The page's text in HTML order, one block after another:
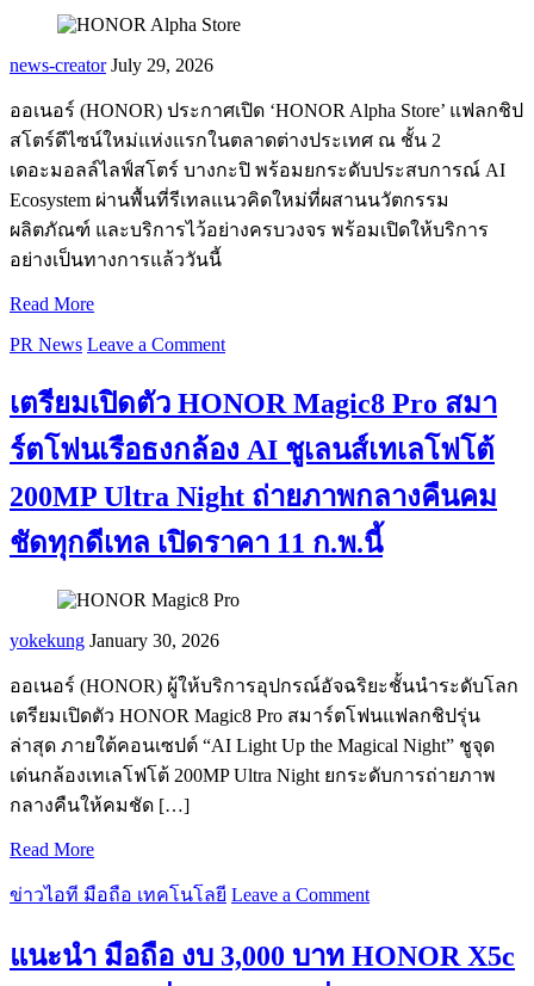
news-creator July 29, 2026
ออเนอร์ (HONOR) ประกาศเปิด ‘HONOR Alpha Store’ แฟลกชิป
สโตร์ดีไซน์ใหม่แห่งแรกในตลาดต่างประเทศ ณ ชั้น 2
เดอะมอลล์ไลฟ์สโตร์ บางกะปิ พร้อมยกระดับประสบการณ์ AI
Ecosystem ผ่านพื้นที่รีเทลแนวคิดใหม่ที่ผสานนวัตกรรม
ผลิตภัณฑ์ และบริการไว้อย่างครบวงจร พร้อมเปิดให้บริการ
อย่างเป็นทางการแล้ววันนี้
Read More
PR News Leave a Comment
เตรียมเปิดตัว HONOR Magic8 Pro สมา
ร์ตโฟนเรือธงกล้อง AI ชูเลนส์เทเลโฟโต้
200MP Ultra Night ถ่ายภาพกลางคืนคม
ชัดทุกดีเทล เปิดราคา 11 ก.พ.นี้
yokekung January 30, 2026
ออเนอร์ (HONOR) ผู้ให้บริการอุปกรณ์อัจฉริยะชั้นนำระดับโลก
เตรียมเปิดตัว HONOR Magic8 Pro สมาร์ตโฟนแฟลกชิปรุ่น
ล่าสุด ภายใต้คอนเซปต์ “AI Light Up the Magical Night” ชูจุด
เด่นกล้องเทเลโฟโต้ 200MP Ultra Night ยกระดับการถ่ายภาพ
กลางคืนให้คมชัด […]
Read More
ข่าวไอที มือถือ เทคโนโลยี Leave a Comment
แนะนำ มือถือ งบ 3,000 บาท HONOR X5c